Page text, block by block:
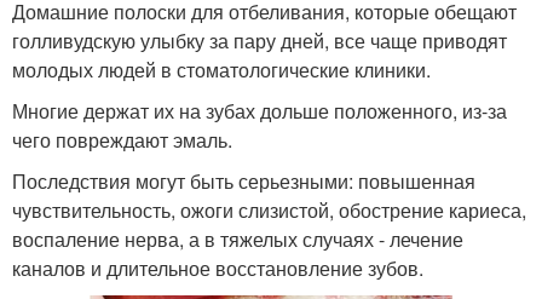
Домашние полоски для отбеливания, которые обещают
голливудскую улыбку за пару дней, все чаще приводят
молодых людей в стоматологические клиники.
Многие держат их на зубах дольше положенного, из-за
чего повреждают эмаль.
Последствия могут быть серьезными: повышенная
чувствительность, ожоги слизистой, обострение кариеса,
воспаление нерва, а в тяжелых случаях - лечение
каналов и длительное восстановление зубов.